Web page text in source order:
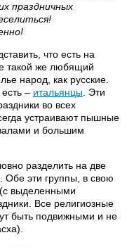
праздничных
что есть на
такой же любящий
народ, как русские.
– итальянцы . Эти
во всех
устраивают пышные
и большим
разделить на две
Обе эти группы, в свою
выделенными
Все религиозные
быть подвижными и не